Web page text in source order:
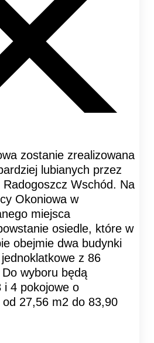
zostanie zrealizowana
lubianych przez
Radogoszcz Wschód. Na
Okoniowa w
miejsca
osiedle, które w
obejmie dwa budynki
z 86
wyboru będą
i 4 pokojowe o
27,56 m2 do 83,90